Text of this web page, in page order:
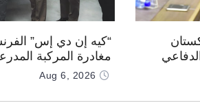
“كيه إن دي إس”
مغادرة المركبة
رقم 1000 لخط الإنتاجAug 6, 2026